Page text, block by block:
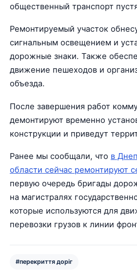
общественный транспорт
Ремонтируемый участок
сигнальным освещением и
дорожные знаки. Также
движение пешеходов и
объезда.
После завершения работ
демонтируют временно
конструкции и приведут
Ранее мы сообщали, что в
области сейчас ремонтируют
первую очередь бригады
на магистралях
которые используются для
перевозки грузов к линии
#перекриття доріг